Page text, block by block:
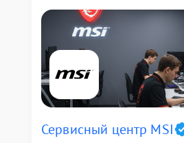
Сервисный центр MSI